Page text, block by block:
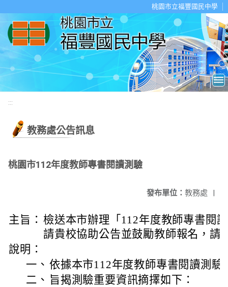
桃園市立福豐國民中學
:::
教務處公告訊息
桃園市112年度教師專書閱讀測驗
發布單位： 教務處 |
主旨： 檢送本市辦理「112年度教師專書閱
請貴校協助公告並鼓勵教師報名，請
說明：
一、 依據本市112年度教師專書閱讀測驗
二、 旨揭測驗重要資訊摘擇如下：